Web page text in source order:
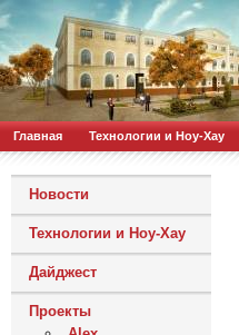
Главная Технологии и Ноу-Хау
Новости
Технологии и Ноу-Хау
Дайджест
Проекты